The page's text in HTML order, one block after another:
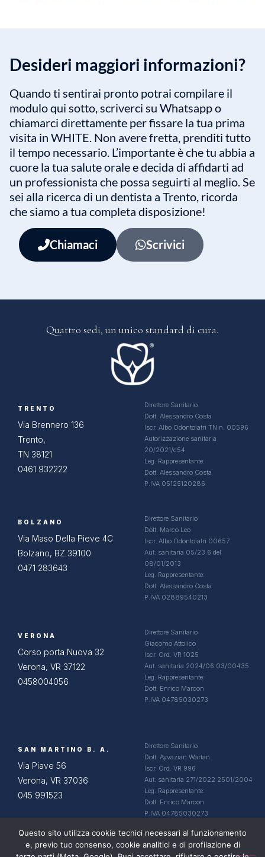
Desideri maggiori informazioni?
Quando ti sentirai pronto potrai compilare il
modulo qui sotto, scriverci su Whatsapp o
chiamarci direttamente per fissare la tua prima
visita in WHITE. Non avere fretta, prenditi tutto
il tempo necessario. L’importante è che tu abbia a
cuore la tua salute orale e decida di affidarti ad
un professionista che possa seguirti al meglio. Se
sei alla ricerca di un dentista a Trento, ricorda
che siamo a tua completa disposizione!
Chiamaci Scrivici
Quattro sedi, un unico standard di cura.
TRENTO
Via Brennero 136
Trento,
TN 38121
0461 932222
Direttore Sanitario
Dott. Alessandro Costa
Iscr. Albo Odontoiatri TN n. 00596
Autorizzazione sanitaria
20/2021/c54
Leg. Rappresentante:
Dott. Alessandro Costa
P.IVA 05125120286
BOLZANO
Via Maso Della Pieve 4C
Bolzano, BZ 39100
0471 283643
Direttore Sanitario
Dott. Marco Leo
Iscr. Albo Odontoiatri 00657
Aut. sanitaria 05/23.6 del
08/01/2013
Leg. Rappresentante:
Dott. Alessandro Costa
P.IVA 02889540213
VERONA
Corso porta Nuova 32
Verona, VR 37122
0458004056
Direttore Sanitario
Giacomo Attolico
Iscr. Ord. VR 1025
Aut. sanitaria 2024/06 03/00435
Leg. Rappresentante:
Dott. Enrico Marcon
P.IVA 04785030273
SAN MARTINO B. A.
Via Piave 56
Verona, VR 37036
045 991523
Direttore Sanitario
Dott. Ayvazian Wartan
Iscr. Ord. VR 996
Aut. sanitaria 271/2022 2501/2004
Leg. Rappresentante:
Dott. Enrico Marcon
P.IVA 04785030273
Questo sito utilizza cookie tecnici necessari al funzionamento
e, previo tuo consenso, cookie analitici e di profilazione di